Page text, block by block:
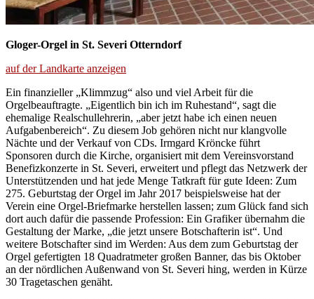
Gloger-Orgel in St. Severi Otterndorf
auf der Landkarte anzeigen
Ein finanzieller „Klimmzug“ also und viel Arbeit für die
Orgelbeauftragte. „Eigentlich bin ich im Ruhestand“, sagt die
ehemalige Realschullehrerin, „aber jetzt habe ich einen neuen
Aufgabenbereich“. Zu diesem Job gehören nicht nur klangvolle
Nächte und der Verkauf von CDs. Irmgard Kröncke führt
Sponsoren durch die Kirche, organisiert mit dem Vereinsvorstand
Benefizkonzerte in St. Severi, erweitert und pflegt das Netzwerk der
Unterstützenden und hat jede Menge Tatkraft für gute Ideen: Zum
275. Geburtstag der Orgel im Jahr 2017 beispielsweise hat der
Verein eine Orgel-Briefmarke herstellen lassen; zum Glück fand sich
dort auch dafür die passende Profession: Ein Grafiker übernahm die
Gestaltung der Marke, „die jetzt unsere Botschafterin ist“. Und
weitere Botschafter sind im Werden: Aus dem zum Geburtstag der
Orgel gefertigten 18 Quadratmeter großen Banner, das bis Oktober
an der nördlichen Außenwand von St. Severi hing, werden in Kürze
30 Tragetaschen genäht.